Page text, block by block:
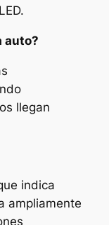
auto?
llegan
indica
ampliamente